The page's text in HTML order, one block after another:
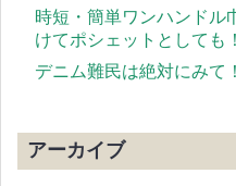
時短・簡単ワンハンドル
けてポシェットとしても
デニム難民は絶対にみて！
アーカイブ